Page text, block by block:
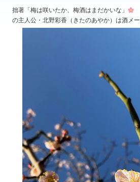
拙著「梅は咲いたか、梅酒はまだかいな」
の主人公・北野彩香（きたのあやか）は酒メー